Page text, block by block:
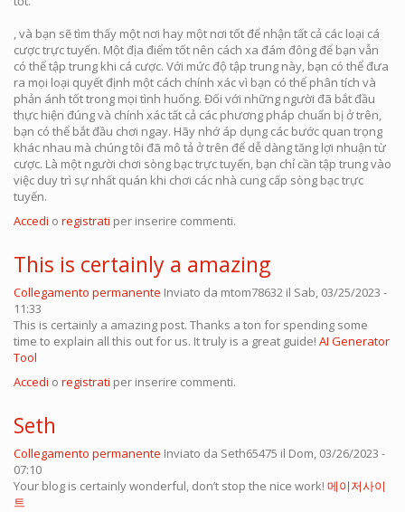
, và bạn sẽ tìm thấy một nơi hay một nơi tốt để nhận tất cả các loại cá
cược trực tuyến. Một địa điểm tốt nên cách xa đám đông để bạn vẫn
có thể tập trung khi cá cược. Với mức độ tập trung này, bạn có thể đưa
ra mọi loại quyết định một cách chính xác vì bạn có thể phân tích và
phản ánh tốt trong mọi tình huống. Đối với những người đã bắt đầu
thực hiện đúng và chính xác tất cả các phương pháp chuẩn bị ở trên,
bạn có thể bắt đầu chơi ngay. Hãy nhớ áp dụng các bước quan trọng
khác nhau mà chúng tôi đã mô tả ở trên để dễ dàng tăng lợi nhuận từ
cược. Là một người chơi sòng bạc trực tuyến, bạn chỉ cần tập trung vào
việc duy trì sự nhất quán khi chơi các nhà cung cấp sòng bạc trực
tuyến.
Accedi o registrati per inserire commenti.
This is certainly a amazing
Collegamento permanente Inviato da mtom78632 il Sab, 03/25/2023 -
11:33
This is certainly a amazing post. Thanks a ton for spending some
time to explain all this out for us. It truly is a great guide! AI Generator
Tool
Accedi o registrati per inserire commenti.
Seth
Collegamento permanente Inviato da Seth65475 il Dom, 03/26/2023 -
07:10
Your blog is certainly wonderful, don’t stop the nice work! 메이저사이
트